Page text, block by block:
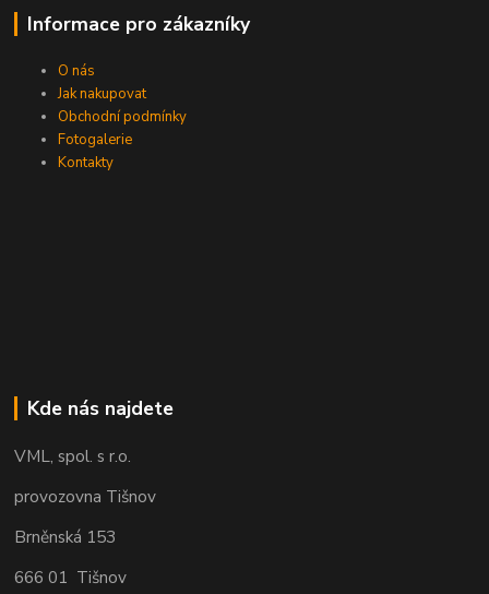
Informace pro zákazníky
O nás
Jak nakupovat
Obchodní podmínky
Fotogalerie
Kontakty
Kde nás najdete
VML, spol. s r.o.
provozovna Tišnov
Brněnská 153
666 01 Tišnov